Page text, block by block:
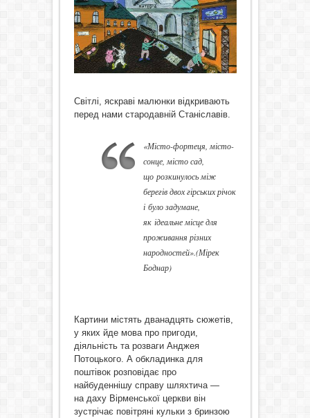
Світлі, яскраві малюнки відкривають
перед нами стародавній Станіславів.
«Місто-фортеця, місто-
сонце, місто сад,
що розкинулось між
берегів двох гірських річок
і було задумане,
як ідеальне місце для
проживання різних
народностей».(Мірек
Боднар)
Картини містять дванадцять сюжетів,
у яких йде мова про пригоди,
діяльність та розваги Анджея
Потоцького. А обкладинка для
поштівок розповідає про
найбуденнішу справу шляхтича —
на даху Вірменської церкви він
зустрічає повітряні кульки з бринзою